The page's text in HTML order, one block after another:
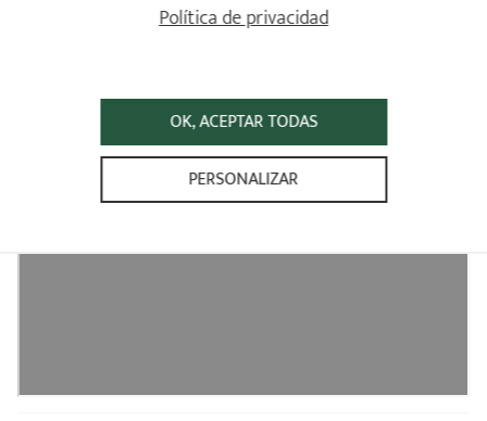
OK, ACEPTAR TODAS
PERSONALIZAR
Política de privacidad